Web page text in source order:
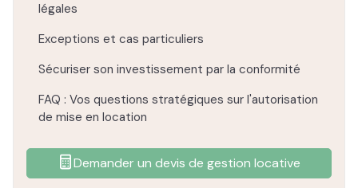
légales
Exceptions et cas particuliers
Sécuriser son investissement par la conformité
FAQ : Vos questions stratégiques sur l'autorisation
de mise en location
Demander un devis de gestion locative